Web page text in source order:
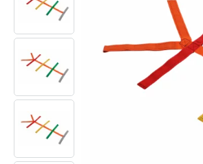
of
images
of
images